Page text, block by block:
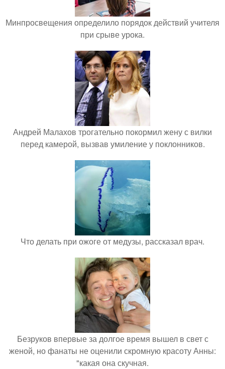
Минпросвещения определило порядок действий учителя
при срыве урока.
Андрей Малахов трогательно покормил жену с вилки
перед камерой, вызвав умиление у поклонников.
Что делать при ожоге от медузы, рассказал врач.
Безруков впервые за долгое время вышел в свет с
женой, но фанаты не оценили скромную красоту Анны:
"какая она скучная.